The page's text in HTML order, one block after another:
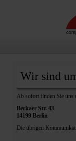
Wir sind
Ab sofort finden Sie uns
Berkaer Str. 43
14199 Berlin
Die übrigen